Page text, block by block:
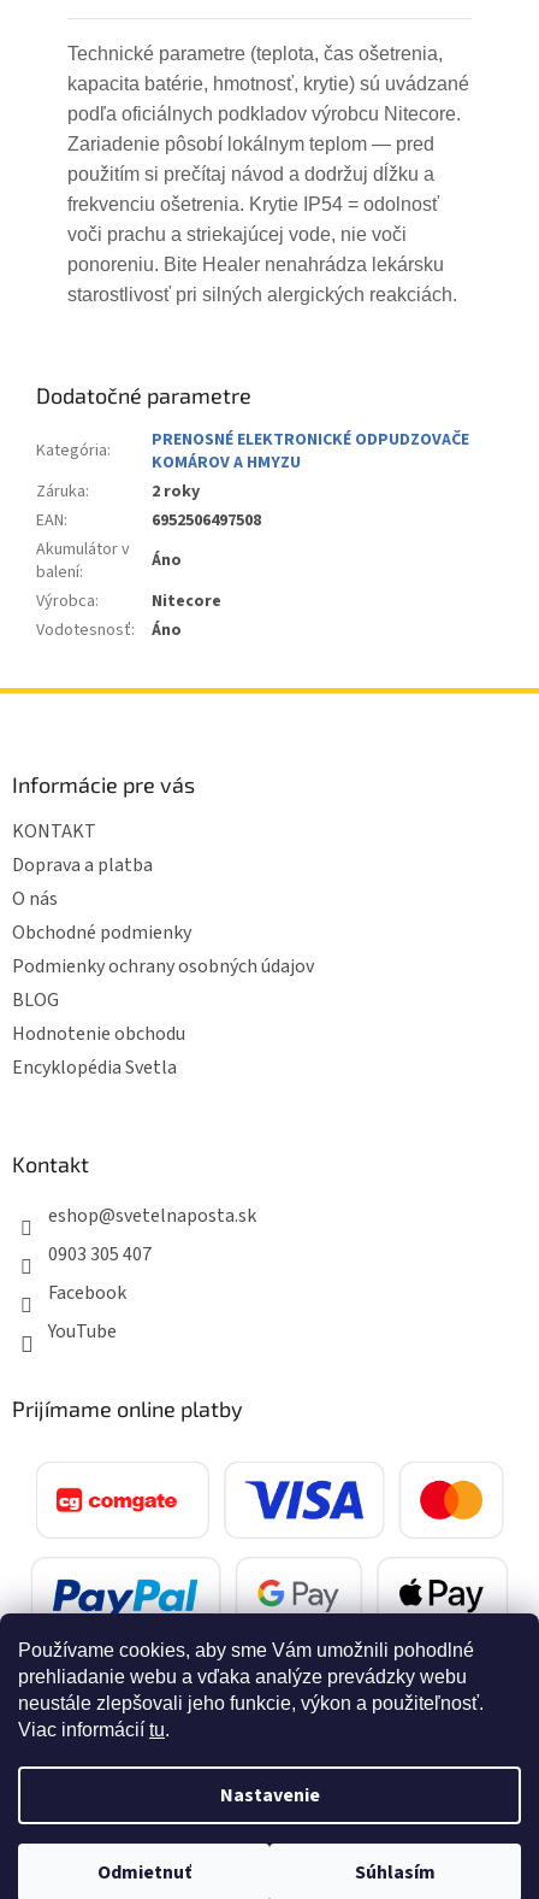
Používame cookies, aby sme Vám umožnili pohodlné
prehliadanie webu a vďaka analýze prevádzky webu
neustále zlepšovali jeho funkcie, výkon a použiteľnosť.
Viac informácií tu.
Nastavenie
Odmietnuť Súhlasím
Doprava zdarma pri nákupe nad 40 eur
Technické parametre (teplota, čas ošetrenia,
kapacita batérie, hmotnosť, krytie) sú uvádzané
podľa oficiálnych podkladov výrobcu Nitecore.
Zariadenie pôsobí lokálnym teplom — pred
použitím si prečítaj návod a dodržuj dĺžku a
frekvenciu ošetrenia. Krytie IP54 = odolnosť
voči prachu a striekajúcej vode, nie voči
ponoreniu. Bite Healer nenahrádza lekársku
starostlivosť pri silných alergických reakciách.
Dodatočné parametre
Kategória:
PRENOSNÉ ELEKTRONICKÉ ODPUDZOVAČE
KOMÁROV A HMYZU
Záruka:
2 roky
EAN:
6952506497508
Akumulátor v
balení:
Áno
Výrobca:
Nitecore
Vodotesnosť: Áno
Informácie pre vás
KONTAKT
Doprava a platba
O nás
Obchodné podmienky
Podmienky ochrany osobných údajov
BLOG
Hodnotenie obchodu
Encyklopédia Svetla
Kontakt
eshop@svetelnaposta.sk
0903 305 407
Facebook
YouTube
Prijímame online platby
Vytvoril Shoptet
Copyright 2026SvetelnaPosta.sk. Všetky práva vyhradené.
Upraviť nastavenie cookies